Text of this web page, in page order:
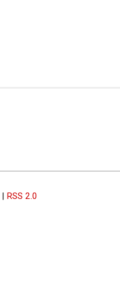
RSS 2.0